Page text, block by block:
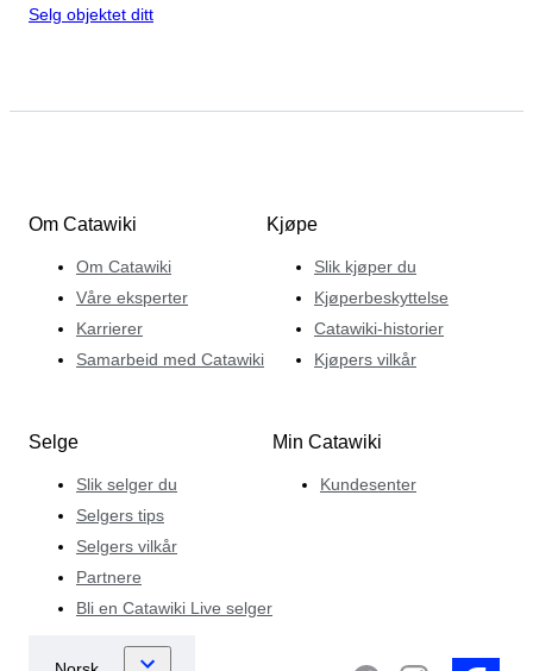
Selg objektet ditt
Om Catawiki
Om Catawiki
Våre eksperter
Karrierer
Samarbeid med Catawiki
Kjøpe
Slik kjøper du
Kjøperbeskyttelse
Catawiki-historier
Kjøpers vilkår
Selge
Slik selger du
Selgers tips
Selgers vilkår
Partnere
Bli en Catawiki Live selger
Min Catawiki
Kundesenter